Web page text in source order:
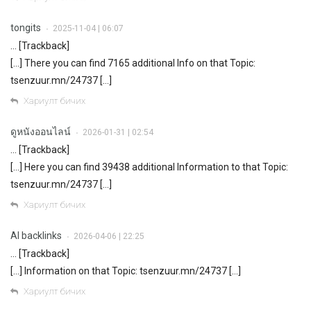
tongits • 2025-11-04 | 06:07
… [Trackback]
[…] There you can find 7165 additional Info on that Topic:
tsenzuur.mn/24737 […]
Хариулт бичих
ดูหนังออนไลน์ • 2026-01-31 | 02:54
… [Trackback]
[…] Here you can find 39438 additional Information to that Topic:
tsenzuur.mn/24737 […]
Хариулт бичих
AI backlinks • 2026-04-06 | 22:25
… [Trackback]
[…] Information on that Topic: tsenzuur.mn/24737 […]
Хариулт бичих